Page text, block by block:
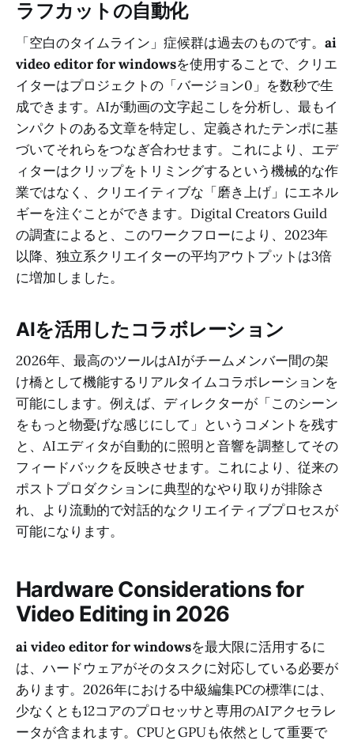
ラフカットの自動化
「空白のタイムライン」症候群は過去のものです。 ai
video editor for windowsを使用することで、クリエ
イターはプロジェクトの「バージョン0」を数秒で生
成できます。AIが動画の文字起こしを分析し、最もイ
ンパクトのある文章を特定し、定義されたテンポに基
づいてそれらをつなぎ合わせます。これにより、エデ
ィターはクリップをトリミングするという機械的な作
業ではなく、クリエイティブな「磨き上げ」にエネル
ギーを注ぐことができます。Digital Creators Guild
の調査によると、このワークフローにより、2023年
以降、独立系クリエイターの平均アウトプットは3倍
に増加しました。
AIを活用したコラボレーション
2026年、最高のツールはAIがチームメンバー間の架
け橋として機能するリアルタイムコラボレーションを
可能にします。例えば、ディレクターが「このシーン
をもっと物憂げな感じにして」というコメントを残す
と、AIエディタが自動的に照明と音響を調整してその
フィードバックを反映させます。これにより、従来の
ポストプロダクションに典型的なやり取りが排除さ
れ、より流動的で対話的なクリエイティブプロセスが
可能になります。
Hardware Considerations for
Video Editing in 2026
ai video editor for windowsを最大限に活用するに
は、ハードウェアがそのタスクに対応している必要が
あります。2026年における中級編集PCの標準には、
少なくとも12コアのプロセッサと専用のAIアクセラレ
ータが含まれます。CPUとGPUも依然として重要で